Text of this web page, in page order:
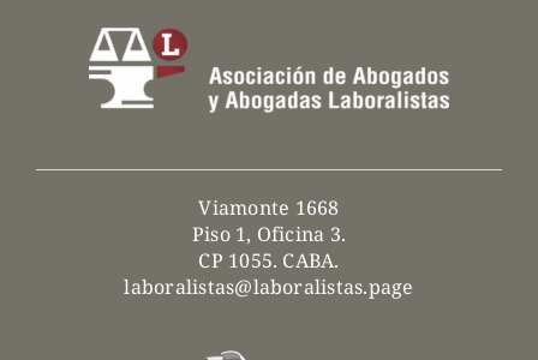
Viamonte 1668
Piso 1, Oficina 3.
CP 1055. CABA.